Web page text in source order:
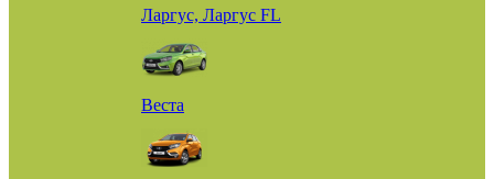
Ларгус, Ларгус FL
Веста